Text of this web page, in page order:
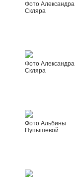
Фото Александра
Скляра
Фото Александра
Скляра
Фото Альбины
Пупышевой